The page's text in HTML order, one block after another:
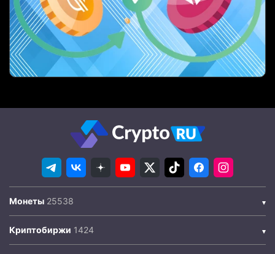
Монеты
Криптобиржи